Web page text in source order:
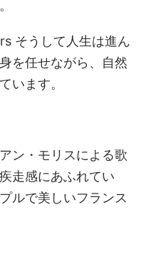
そうして人生は進ん
を任せながら、自然
います。
ン・モリスによる歌
走感にあふれてい
ルで美しいフランス